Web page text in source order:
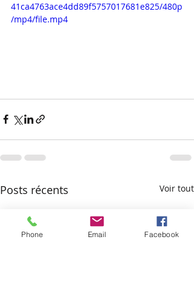
41ca4763ace4dd89f5757017681e825/480p
/mp4/file.mp4
Posts récents Voir tout
Phone Email Facebook